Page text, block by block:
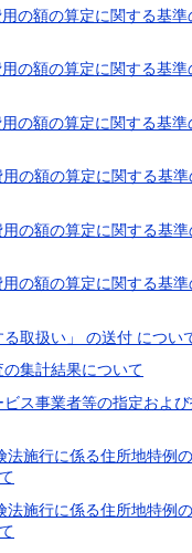
の額の算定に関する基準
の額の算定に関する基準
の額の算定に関する基準
の額の算定に関する基
の額の算定に関する基
の額の算定に関する基
取扱い」 の送付 につい
集計結果について
ス事業者等の指定および
施行に係る住所地特例
施行に係る住所地特例